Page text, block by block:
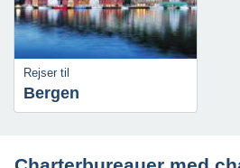
Rejser til
Bergen